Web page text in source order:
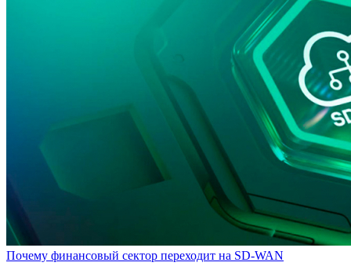
Почему финансовый сектор переходит на SD-WAN